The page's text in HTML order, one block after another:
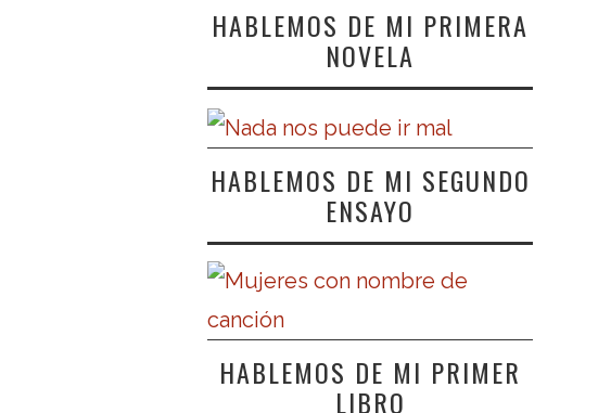
HABLEMOS DE MI PRIMERA
NOVELA
HABLEMOS DE MI SEGUNDO
ENSAYO
HABLEMOS DE MI PRIMER
LIBRO